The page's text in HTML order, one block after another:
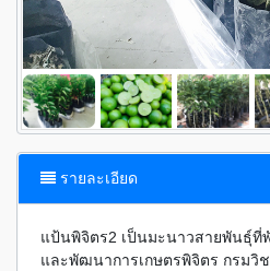
รายละเอียด
แป้นพิจิตร2 เป็นมะนาวสายพันธุ์ที่
และพัฒนาการเกษตรพิจิตร กรมวิช